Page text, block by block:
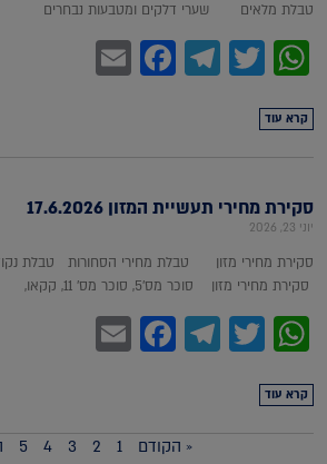
טבלת מלאים שערי דלקים ומטבעות נבחרים
WhatsApp
Twitter
Telegram
קרא עוד
סקירת מחירי תעשיית המזון 17.6.2026
יוני 23, 2026
סקירת מחירי מזון טבלת מחירי הסחורות טבלת
סקירת מחירי מזון סוכר מס'5, סוכר מס' 11, קקאו,
WhatsApp
Twitter
Telegram
קרא עוד
« הקודם 1
2
3
4
5